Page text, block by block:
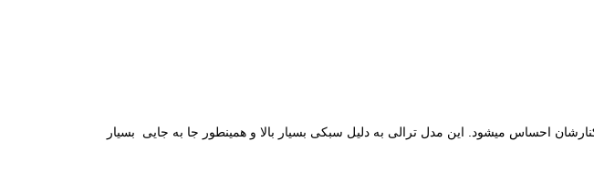
احساس میشود. این مدل ترالی به دلیل سبکی بسیار بالا و همینطور جا به جایی بسیار